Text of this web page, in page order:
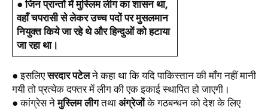
● जिन प्रान्तों में मुस्लिम लीग का शासन था,
वहाँ चपरासी से लेकर उच्च पदों पर मुसलमान
नियुक्त किये जा रहे थे और हिन्दुओं को हटाया
जा रहा था।
● इसलिए सरदार पटेल ने कहा था कि यदि पाकिस्तान की माँग नहीं मानी
गयी तो प्रत्येक दफ्तर में लीग की एक इकाई स्थापित हो जाएगी।
● कांग्रेस ने मुस्लिम लीग तथा अंग्रेजों के गठबन्धन को देश के लिए